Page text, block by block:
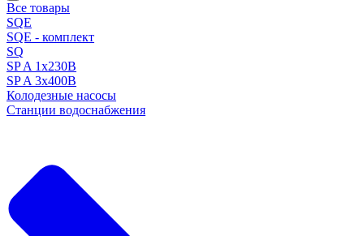
Все товары
SQE
SQE - комплект
SQ
SP A 1x230В
SP A 3x400В
Колодезные насосы
Станции водоснабжения